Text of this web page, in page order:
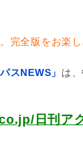
完全版をお楽
スNEWS」 は、
日刊ア